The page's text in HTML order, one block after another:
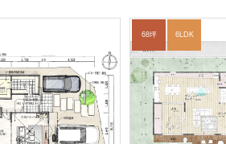
68坪 6LDK